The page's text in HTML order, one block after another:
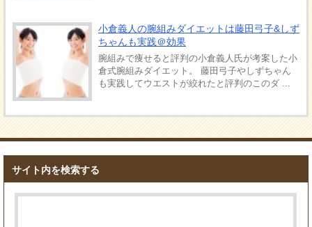
小倉義人の腕組みダイエットは藤田弓子&しず
ちゃんも実践＠効果
腕組みで痩せると評判の小倉義人氏が考案した小
倉式腕組みダイエット。 藤田弓子やしずちゃん
も実践してウエストが絞れたと評判のこのダ ...
サイト内を検索する